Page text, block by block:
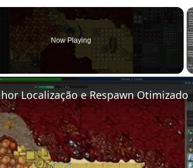
Now Playing
Localização e Respawn Otimizado